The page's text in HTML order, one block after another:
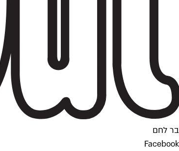
בר לחם
Facebook